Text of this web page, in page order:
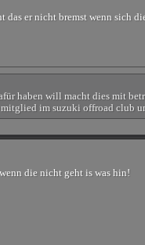
er nicht bremst wenn sich
haben will macht dies mit
im suzuki offroad club
die nicht geht is was hin!